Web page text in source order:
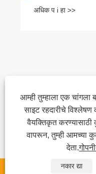
अधिक प i हा >>
आम्ही तुम्हाला एक चांगला
साइट रहदारीचे विश्लेषण
वैयक्तिकृत करण्यासाठी
वापरून, तुम्ही आमच्या
देता.
नकार द्या